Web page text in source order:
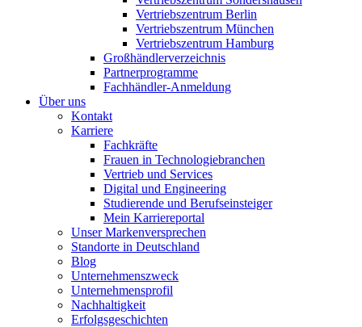
Vertriebszentrum Berlin
Vertriebszentrum München
Vertriebszentrum Hamburg
Großhändlerverzeichnis
Partnerprogramme
Fachhändler-Anmeldung
Über uns
Kontakt
Karriere
Fachkräfte
Frauen in Technologiebranchen
Vertrieb und Services
Digital und Engineering
Studierende und Berufseinsteiger
Mein Karriereportal
Unser Markenversprechen
Standorte in Deutschland
Blog
Unternehmenszweck
Unternehmensprofil
Nachhaltigkeit
Erfolgsgeschichten